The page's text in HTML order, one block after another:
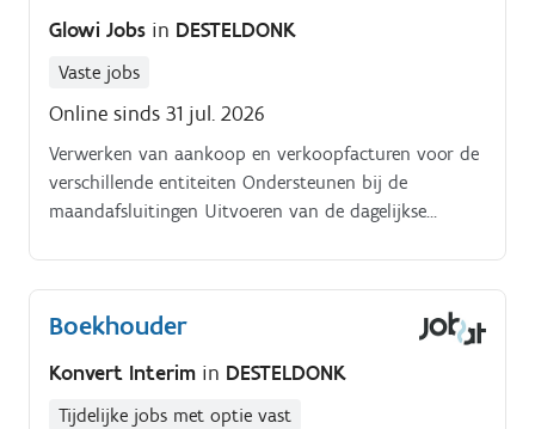
Glowi Jobs in DESTELDONK
Vaste jobs
Online sinds 31 jul. 2026
Verwerken van aankoop en verkoopfacturen voor de
verschillende entiteiten Ondersteunen bij de
maandafsluitingen Uitvoeren van de dagelijkse
uitvoeren van betalingen Beheren van algemene
administratieve taken Fungeren als back up en
tweede aanspreekpunt voor de facturatie
Boekhouder
Konvert Interim in DESTELDONK
Tijdelijke jobs met optie vast